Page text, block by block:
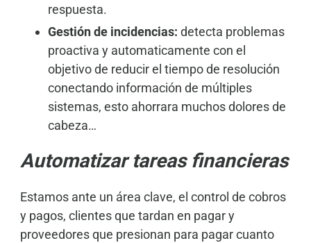
respuesta.
Gestión de incidencias: detecta problemas
proactiva y automaticamente con el
objetivo de reducir el tiempo de resolución
conectando información de múltiples
sistemas, esto ahorrara muchos dolores de
cabeza…
Automatizar tareas financieras
Estamos ante un área clave, el control de cobros
y pagos, clientes que tardan en pagar y
proveedores que presionan para pagar cuanto